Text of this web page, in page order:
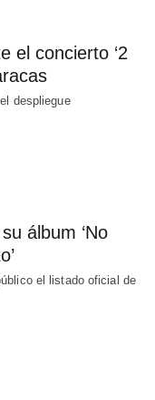
el concierto ‘2
despliegue
álbum ‘No
el listado oficial de